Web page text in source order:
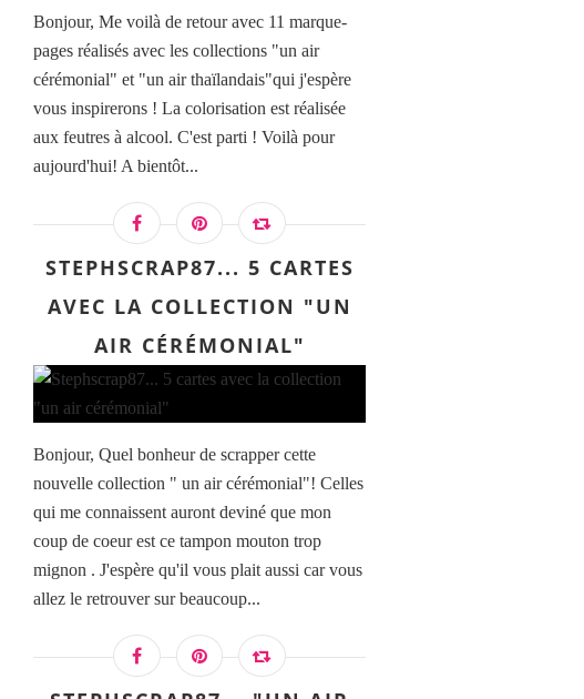
Bonjour, Me voilà de retour avec 11 marque-
pages réalisés avec les collections "un air
cérémonial" et "un air thaïlandais"qui j'espère
vous inspirerons ! La colorisation est réalisée
aux feutres à alcool. C'est parti ! Voilà pour
aujourd'hui! A bientôt...
STEPHSCRAP87... 5 CARTES
AVEC LA COLLECTION "UN
AIR CÉRÉMONIAL"
Bonjour, Quel bonheur de scrapper cette
nouvelle collection " un air cérémonial"! Celles
qui me connaissent auront deviné que mon
coup de coeur est ce tampon mouton trop
mignon . J'espère qu'il vous plait aussi car vous
allez le retrouver sur beaucoup...